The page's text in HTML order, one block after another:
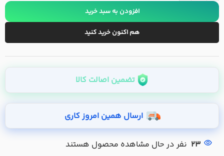
افزودن به سبد خرید
هم اکنون خرید کنید
تضمین اصالت کالا
ارسال همین امروز کاری
23 نفر در حال مشاهده محصول هستند